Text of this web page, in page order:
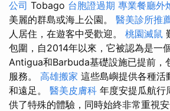
公司 Tobago 台胞證過期 專業餐廳外
美麗的群島或海上公園。 醫美診所推
人居住，在遊客中受歡迎。 桃園滅鼠
包圍，自2014年以來，它被認為是一
Antigua和Barbuda基礎設施已提前，
服務。 高雄搬家 這些島嶼提供各種活
和遠足。 醫美皮膚科 年度安提瓜航行
供了特殊的體驗，同時始終非常重視安